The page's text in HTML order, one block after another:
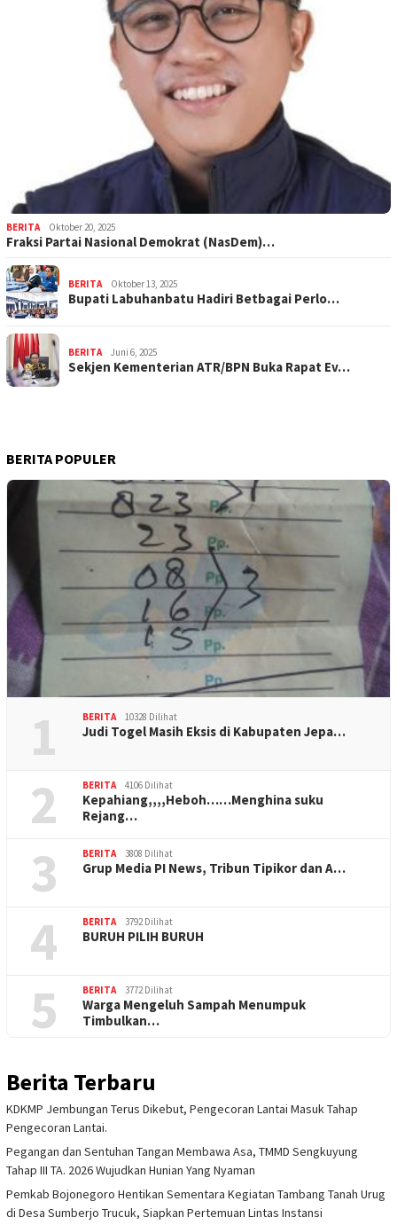
BERITA Oktober 20, 2025
Fraksi Partai Nasional Demokrat (NasDem)…
BERITA Oktober 13, 2025
Bupati Labuhanbatu Hadiri Betbagai Perlo…
BERITA Juni 6, 2025
Sekjen Kementerian ATR/BPN Buka Rapat Ev…
BERITA POPULER
1 BERITA 10328 Dilihat
Judi Togel Masih Eksis di Kabupaten Jepa…
2 BERITA 4106 Dilihat
Kepahiang,,,,Heboh……Menghina suku
Rejang…
3 BERITA 3808 Dilihat
Grup Media PI News, Tribun Tipikor dan A…
4 BERITA 3792 Dilihat
BURUH PILIH BURUH
5 BERITA 3772 Dilihat
Warga Mengeluh Sampah Menumpuk
Timbulkan…
Berita Terbaru
KDKMP Jembungan Terus Dikebut, Pengecoran Lantai Masuk Tahap
Pengecoran Lantai.
Pegangan dan Sentuhan Tangan Membawa Asa, TMMD Sengkuyung
Tahap III TA. 2026 Wujudkan Hunian Yang Nyaman
Pemkab Bojonegoro Hentikan Sementara Kegiatan Tambang Tanah Urug
di Desa Sumberjo Trucuk, Siapkan Pertemuan Lintas Instansi